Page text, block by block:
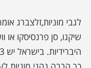
לגבי מוניות,זלצברג